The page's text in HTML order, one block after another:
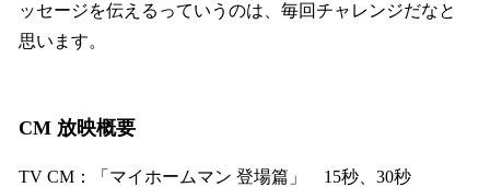
ッセージを伝えるっていうのは、毎回チャレンジだなと
思います。
CM 放映概要
TV CM：「マイホームマン 登場篇」 15秒、30秒